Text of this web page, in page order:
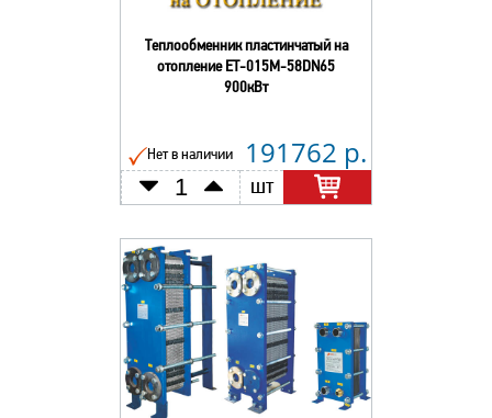
Теплообменник пластинчатый на
отопление ЕТ-015М-58DN65
900кВт
Нет в наличии 191762 р.
шт